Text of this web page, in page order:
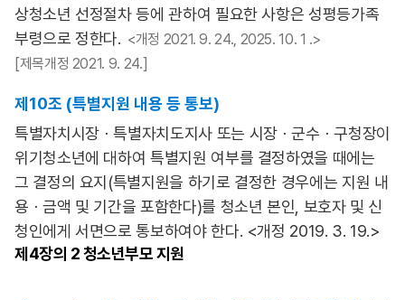
상청소년 선정절차 등에 관하여 필요한 사항은 성평등가족
부령으로 정한다. <개정 2021. 9. 24., 2025. 10. 1 .>
[제목개정 2021. 9. 24.]
제10조 (특별지원 내용 등 통보)
특별자치시장ㆍ특별자치도지사 또는 시장ㆍ군수ㆍ구청장이
위기청소년에 대하여 특별지원 여부를 결정하였을 때에는
그 결정의 요지(특별지원을 하기로 결정한 경우에는 지원 내
용ㆍ금액 및 기간을 포함한다)를 청소년 본인, 보호자 및 신
청인에게 서면으로 통보하여야 한다. <개정 2019. 3. 19.>
제4장의 2 청소년부모 지원